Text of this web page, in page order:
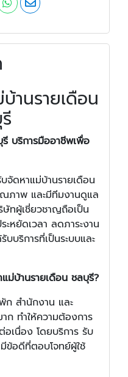
านรายเดือน
บริการมืออาชีพเพื่อ
ดหาแม่บ้านรายเดือน
ภาพ และมีทีมงานดูแล
ทผู้เชี่ยวชาญถือเป็น
หยัดเวลา ลดภาระงาน
บบริการที่เป็นระบบและ
ม่บ้านรายเดือน ชลบุรี?
สำนักงาน และ
ก ทำให้ความต้องการ
อเนื่อง โดยบริการ รับ
ข้อดีที่ตอบโจทย์ผู้ใช้